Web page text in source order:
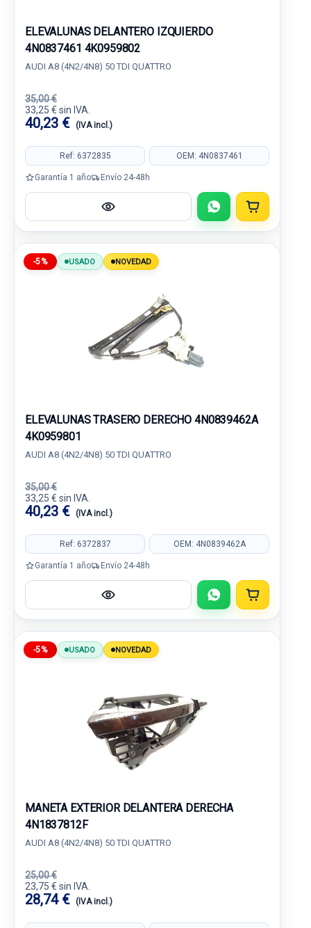
ELEVALUNAS DELANTERO IZQUIERDO
4N0837461 4K0959802
AUDI A8 (4N2/4N8) 50 TDI QUATTRO
35,00 €
33,25 € sin IVA.
40,23 € (IVA incl.)
Ref: 6372835 OEM: 4N0837461
Garantía 1 año Envío 24-48h
-5% USADO NOVEDAD
ELEVALUNAS TRASERO DERECHO 4N0839462A
4K0959801
AUDI A8 (4N2/4N8) 50 TDI QUATTRO
35,00 €
33,25 € sin IVA.
40,23 € (IVA incl.)
Ref: 6372837 OEM: 4N0839462A
Garantía 1 año Envío 24-48h
-5% USADO NOVEDAD
MANETA EXTERIOR DELANTERA DERECHA
4N1837812F
AUDI A8 (4N2/4N8) 50 TDI QUATTRO
25,00 €
23,75 € sin IVA.
28,74 € (IVA incl.)